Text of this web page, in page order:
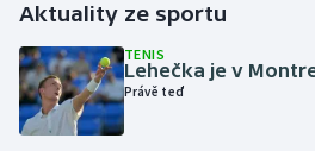
Golf
Gymnastika
Házená
Aktuality ze sportu
TENIS
Lehečka je v
Právě teď